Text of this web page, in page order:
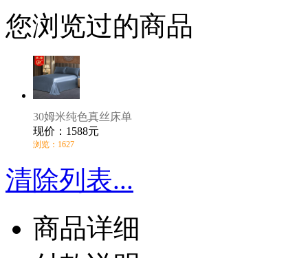
您浏览过的商品
30姆米纯色真丝床单
现价：1588元
浏览：1627
清除列表...
商品详细